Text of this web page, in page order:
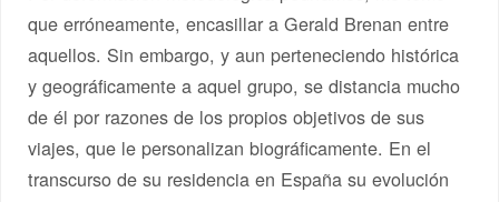
que erróneamente, encasillar a Gerald Brenan entre
aquellos. Sin embargo, y aun perteneciendo histórica
y geográficamente a aquel grupo, se distancia mucho
de él por razones de los propios objetivos de sus
viajes, que le personalizan biográficamente. En el
transcurso de su residencia en España su evolución